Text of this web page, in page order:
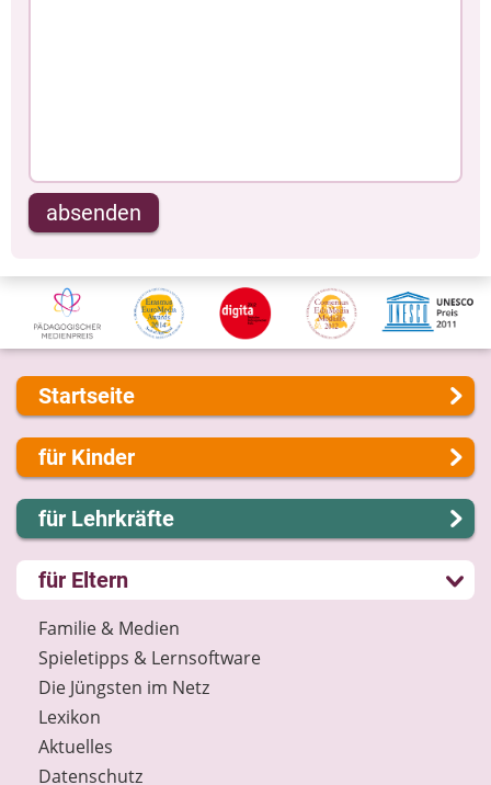
absenden
Startseite
Über uns
Presse
Kontakt
Impressum
Internet-ABC Sitemap
Barrierefreiheit
Länderprojekte
für Kinder
Lernen und Schule
Hobby und Freizeit
Spiel und Spaß
Mitreden und Mitmachen
Lexikon
Datenschutz
Newsletter
für Lehrkräfte
Lernmodule
Unterrichts­materialien
Internet-ABC-Schule
Praxishilfen
Aktuelles
Materialbestellung
Lexikon
Datenschutz
für Eltern
Familie & Medien
Spieletipps & Lernsoftware
Die Jüngsten im Netz
Lexikon
Aktuelles
Datenschutz